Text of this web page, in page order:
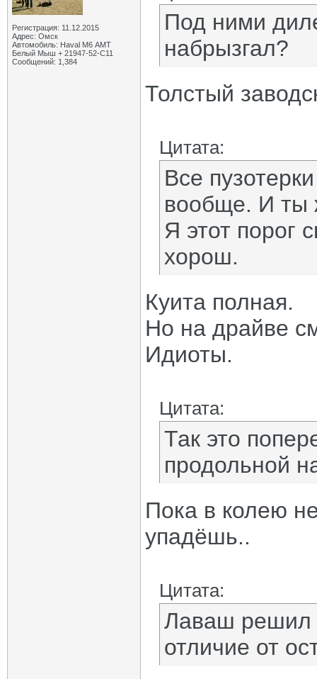
Регистрация: 11.12.2015
Адрес: Омск
Автомобиль: Haval M6 АМТ
Белый Мыш + 21947-52-С11
Сообщений: 1,384
Под ними
набрызгал?
Толстый
Цитата:
Все
вообще. И ты
Я этот порог
хорош.
Куита полная.
Но на драйве
Идиоты.
Цитата:
Так это
продольной
Пока в колею
упадёшь..
Цитата:
Лаваш решил
отличие от